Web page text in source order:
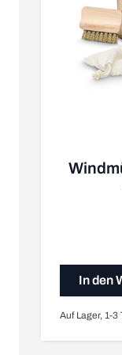
In den
Auf Lager, 1-